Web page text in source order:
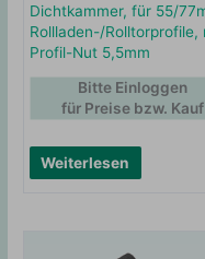
Dichtkammer, für 55/
Rollladen-/Rolltorprofile,
Profil-Nut 5,5mm
Weiterlesen
Bitte Einloggen
für Preise bzw. Kauf